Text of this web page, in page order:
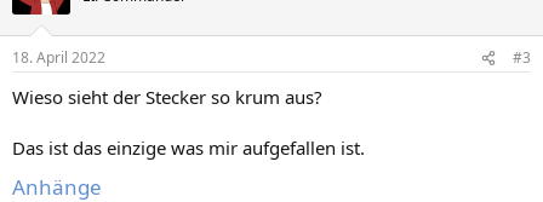
18. April 2022 #3
Wieso sieht der Stecker so krum aus?
Das ist das einzige was mir aufgefallen ist.
Anhänge